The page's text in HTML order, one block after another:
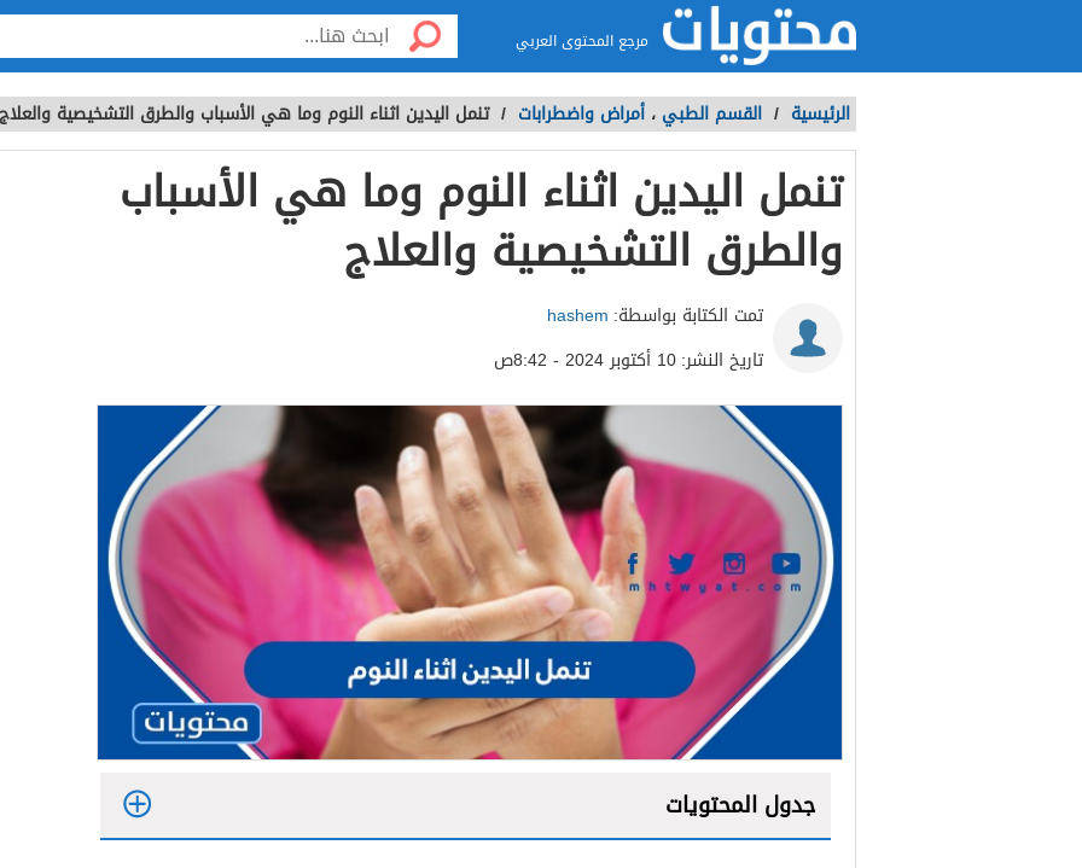
مرجع المحتوى العربي
الرئيسية / القسم الطبي ، أمراض واضطرابات / تنمل اليدين اثناء النوم وما هي الأسباب والطرق التشخيصية والعلاج
تنمل اليدين اثناء النوم وما هي الأسباب
والطرق التشخيصية والعلاج
تمت الكتابة بواسطة: hashem
تاريخ النشر:10 أكتوبر 2024 - 8:42ص
جدول المحتويات